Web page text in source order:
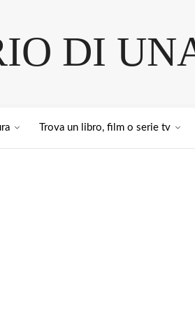
DI
Trova un libro, film o serie tv